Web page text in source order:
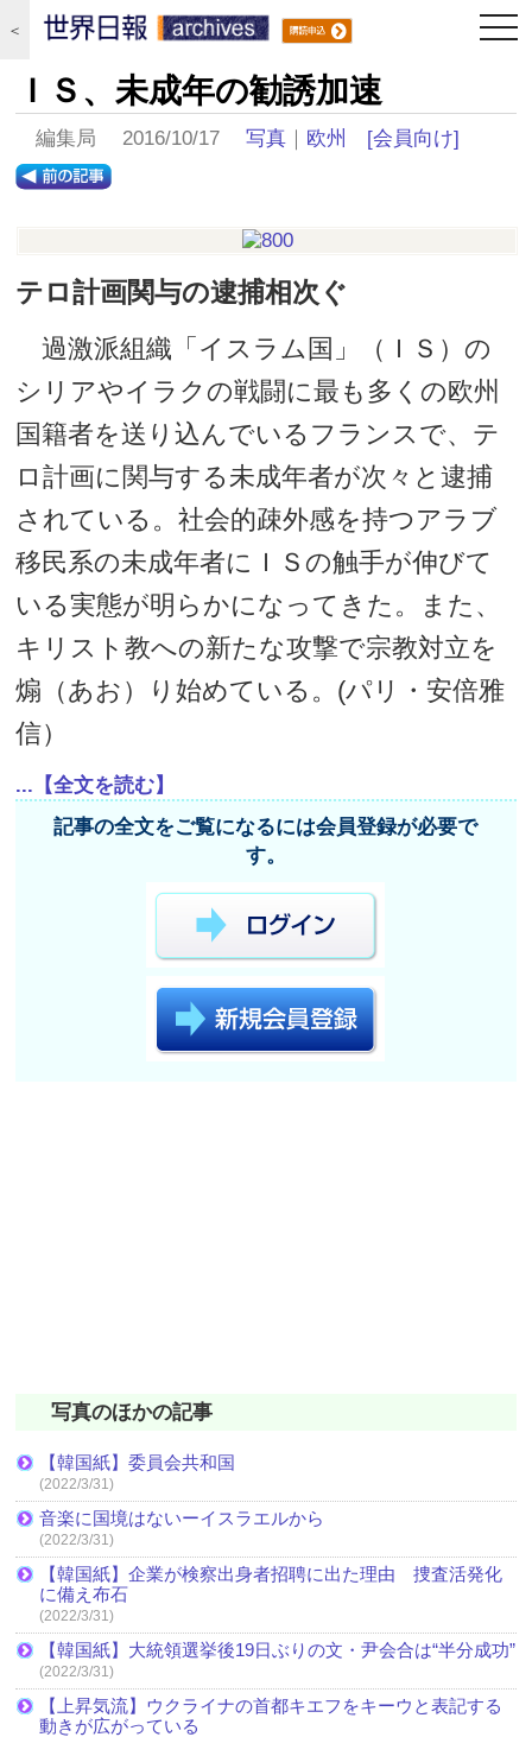
＜
ＩＳ、未成年の勧誘加速
編集局 2016/10/17写真 ｜ 欧州 [会員向け]
テロ計画関与の逮捕相次ぐ
過激派組織「イスラム国」（ＩＳ）の
シリアやイラクの戦闘に最も多くの欧州
国籍者を送り込んでいるフランスで、テ
ロ計画に関与する未成年者が次々と逮捕
されている。社会的疎外感を持つアラブ
移民系の未成年者にＩＳの触手が伸びて
いる実態が明らかになってきた。また、
キリスト教への新たな攻撃で宗教対立を
煽（あお）り始めている。(パリ・安倍雅
信）
...【全文を読む】
記事の全文をご覧になるには会員登録が必要で
す。
写真のほかの記事
【韓国紙】委員会共和国
(2022/3/31)
音楽に国境はないーイスラエルから
(2022/3/31)
【韓国紙】企業が検察出身者招聘に出た理由 捜査活発化
に備え布石
(2022/3/31)
【韓国紙】大統領選挙後19日ぶりの文・尹会合は“半分成功”
(2022/3/31)
【上昇気流】ウクライナの首都キエフをキーウと表記する
動きが広がっている